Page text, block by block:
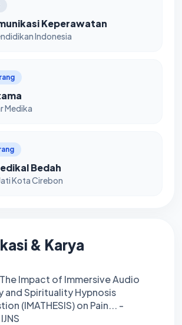
Keperawatan
Indonesia
Medika
Bedah
Kota Cirebon
& Karya
The Impact of Immersive Audio
and Spirituality Hypnosis
(IMATHESIS) on Pain... -